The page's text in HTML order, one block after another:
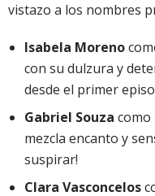
vistazo a los nombres
Isabela Moreno
con su dulzura y
desde el primer
Gabriel Souza como
mezcla encanto y
suspirar!
Clara Vasconcelos